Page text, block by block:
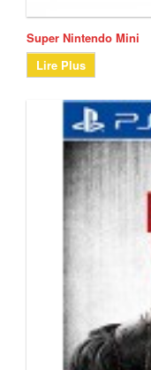
Super Nintendo Mini
Lire Plus